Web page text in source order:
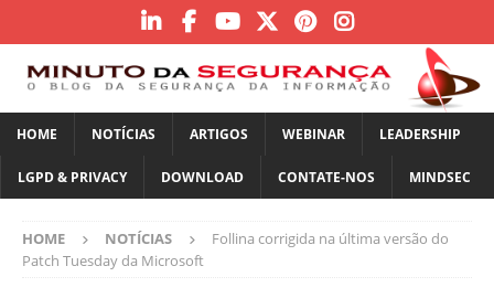
HOME NOTÍCIAS ARTIGOS WEBINAR LEADERSHIP
LGPD & PRIVACY DOWNLOAD CONTATE-NOS MINDSEC
HOME NOTÍCIAS
Follina corrigida na última versão do
Patch Tuesday da Microsoft